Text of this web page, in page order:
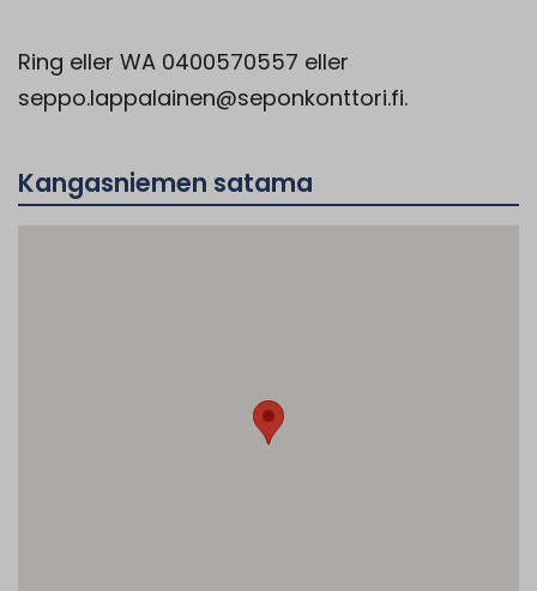
Ring eller WA 0400570557 eller
seppo.lappalainen@seponkonttori.fi.
Kangasniemen satama